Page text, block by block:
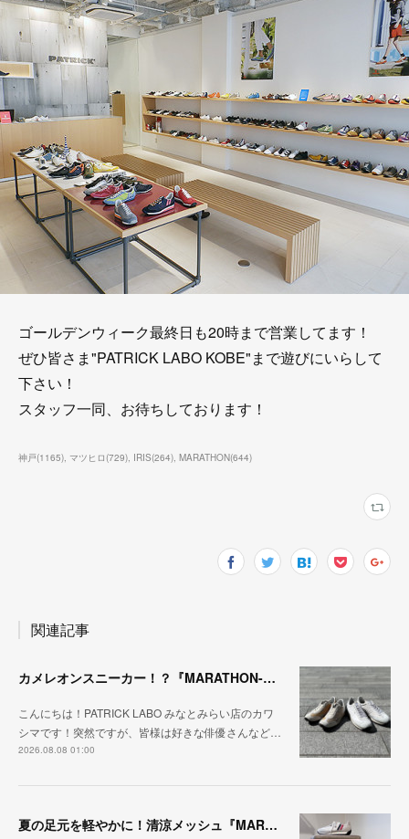
ゴールデンウィーク最終日も20時まで営業してます！
ぜひ皆さま"PATRICK LABO KOBE"まで遊びにいらして
下さい！
スタッフ一同、お待ちしております！
神戸(1165) マツヒロ(729) IRIS(264) MARATHON(644)
関連記事
カメレオンスニーカー！？『MARATHON-NTRAL』『STADIUM-NTRAL』
こんにちは！PATRICK LABO みなとみらい店のカワ
シマです！突然ですが、皆様は好きな俳優さんなど…
2026.08.08 01:00
夏の足元を軽やかに！清涼メッシュ『MARATHON-ME2』